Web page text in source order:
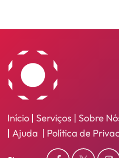
Início | Serviços | Sobre
| Ajuda | Política de